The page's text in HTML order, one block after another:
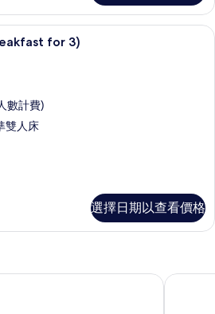
Superior Twin Room (Breakfast for
for 3)
數計費)
雙人床
選擇日期以查看價格
ACT 飯